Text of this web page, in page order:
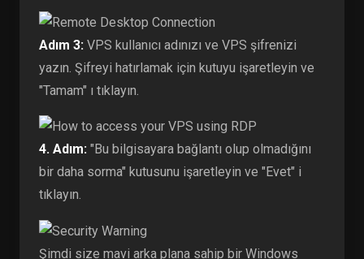
Adım 3: VPS kullanıcı adınızı ve VPS şifrenizi
yazın. Şifreyi hatırlamak için kutuyu işaretleyin ve
"Tamam" ı tıklayın.
4. Adım: "Bu bilgisayara bağlantı olup olmadığını
bir daha sorma" kutusunu işaretleyin ve "Evet" i
tıklayın.
Şimdi size mavi arka plana sahip bir Windows